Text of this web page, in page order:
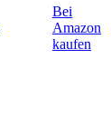
Bei
Amazon
kaufen